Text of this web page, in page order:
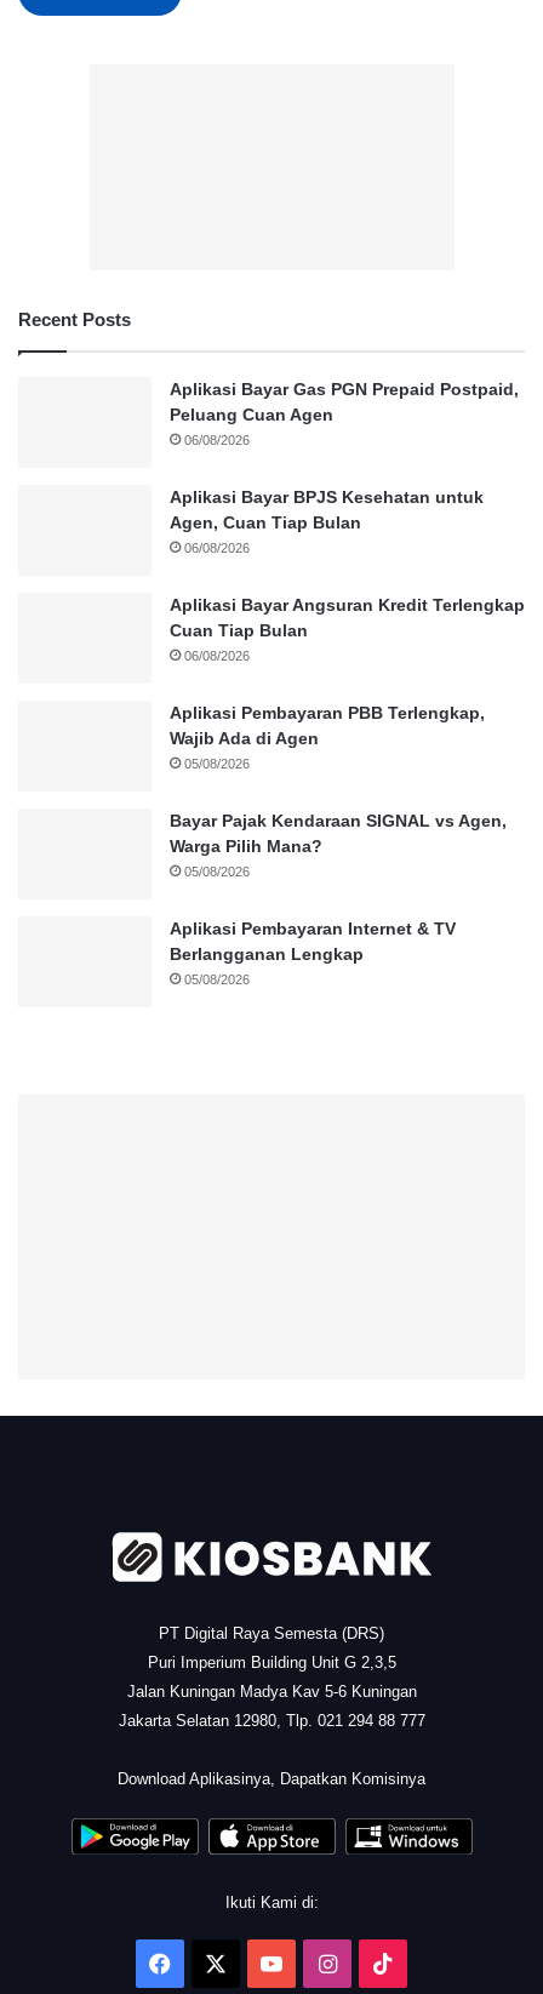
Recent Posts
Aplikasi Bayar Gas PGN Prepaid Postpaid,
Peluang Cuan Agen
06/08/2026
Aplikasi Bayar BPJS Kesehatan untuk
Agen, Cuan Tiap Bulan
06/08/2026
Aplikasi Bayar Angsuran Kredit Terlengkap
Cuan Tiap Bulan
06/08/2026
Aplikasi Pembayaran PBB Terlengkap,
Wajib Ada di Agen
05/08/2026
Bayar Pajak Kendaraan SIGNAL vs Agen,
Warga Pilih Mana?
05/08/2026
Aplikasi Pembayaran Internet & TV
Berlangganan Lengkap
05/08/2026
.
PT Digital Raya Semesta (DRS)
Puri Imperium Building Unit G 2,3,5
Jalan Kuningan Madya Kav 5-6 Kuningan
Jakarta Selatan 12980, Tlp. 021 294 88 777
Download Aplikasinya, Dapatkan Komisinya
Ikuti Kami di:
Facebook YouTubeInstagram